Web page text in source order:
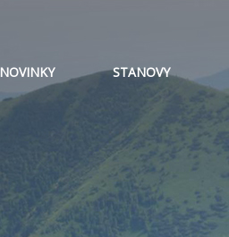
NOVINKY STANOVY